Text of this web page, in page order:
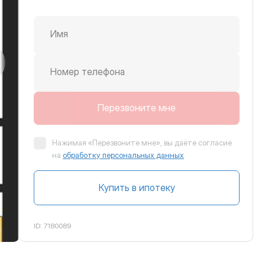
вправо
Имя
Номер телефона
Перезвоните мне
Нажимая «Перезвоните мне», вы даёте согласие
на обработку персональных данных
Купить в ипотеку
ID: 7180089